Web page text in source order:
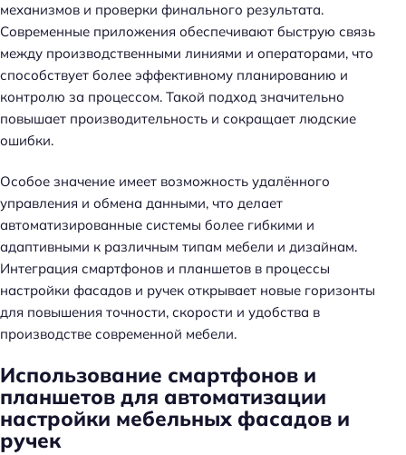
механизмов и проверки финального результата.
Современные приложения обеспечивают быструю связь
между производственными линиями и операторами, что
способствует более эффективному планированию и
контролю за процессом. Такой подход значительно
повышает производительность и сокращает людские
ошибки.
Особое значение имеет возможность удалённого
управления и обмена данными, что делает
автоматизированные системы более гибкими и
адаптивными к различным типам мебели и дизайнам.
Интеграция смартфонов и планшетов в процессы
настройки фасадов и ручек открывает новые горизонты
для повышения точности, скорости и удобства в
производстве современной мебели.
Использование смартфонов и
планшетов для автоматизации
настройки мебельных фасадов и
ручек